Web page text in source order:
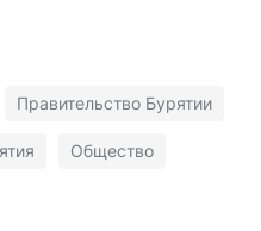
Правительство Бурятии
Общество